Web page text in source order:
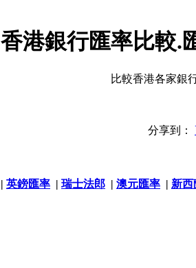
香港銀行匯率比較.
比較香港各家銀
分享到：
| 英鎊匯率 | 瑞士法郎 | 澳元匯率 | 新西